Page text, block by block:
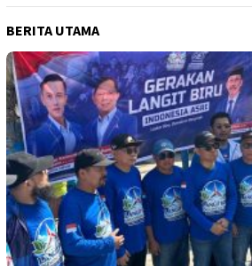
BERITA UTAMA